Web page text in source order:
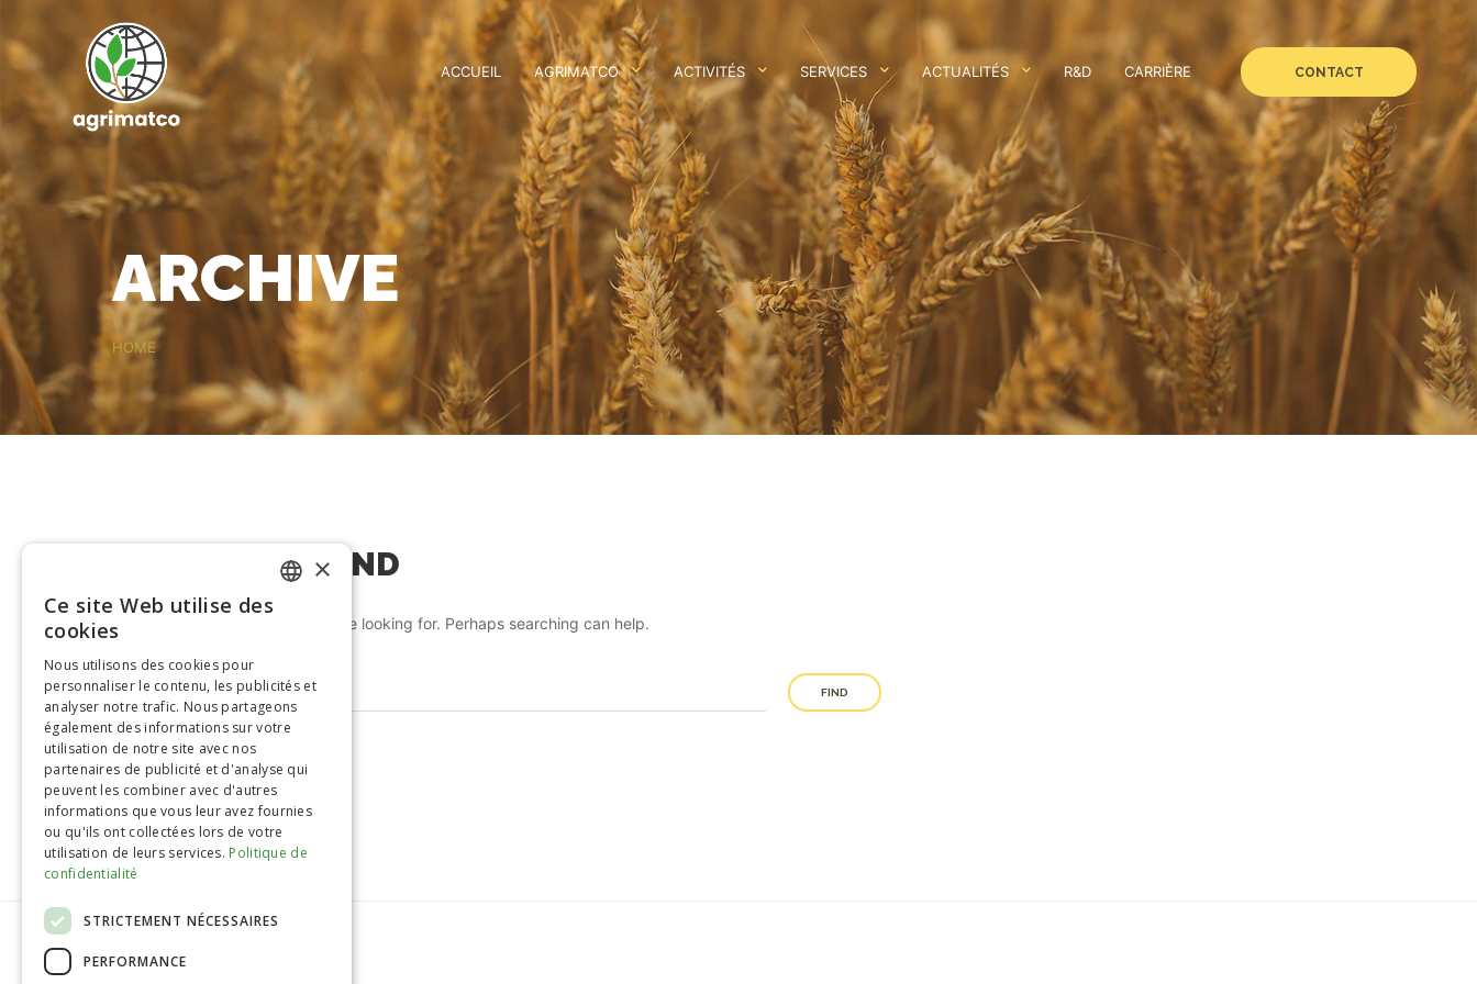
ACCUEIL AGRIMATCO ACTIVITÉS SERVICES ACTUALITÉS R&D CARRIÈRE CONTACT
ARCHIVE
HOME
NOTHING FOUND
It seems we can’t find what you’re looking for. Perhaps searching can help.
FIND
×
Ce site Web utilise des
cookies
Nous utilisons des cookies pour
personnaliser le contenu, les publicités et
analyser notre trafic. Nous partageons
également des informations sur votre
utilisation de notre site avec nos
partenaires de publicité et d'analyse qui
peuvent les combiner avec d'autres
informations que vous leur avez fournies
ou qu'ils ont collectées lors de votre
utilisation de leurs services. Politique de
confidentialité
STRICTEMENT NÉCESSAIRES
PERFORMANCE